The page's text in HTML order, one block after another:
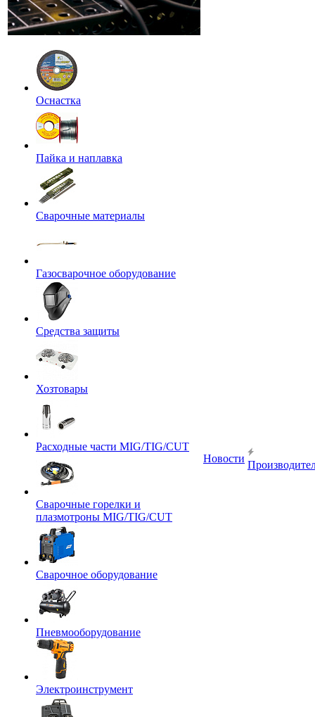
Оснастка
Пайка и наплавка
Сварочные материалы
Газосварочное оборудование
Средства защиты
Хозтовары
Расходные части MIG/TIG/CUT
Сварочные горелки и
плазмотроны MIG/TIG/CUT
Сварочное оборудование
Пневмооборудование
Электроинструмент
Новости